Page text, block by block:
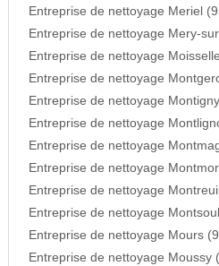
Entreprise de nettoyage Meriel
Entreprise de nettoyage Mery-
Entreprise de nettoyage
Entreprise de nettoyage
Entreprise de nettoyage
Entreprise de nettoyage
Entreprise de nettoyage
Entreprise de nettoyage
Entreprise de nettoyage
Entreprise de nettoyage
Entreprise de nettoyage Mours
Entreprise de nettoyage Moussy